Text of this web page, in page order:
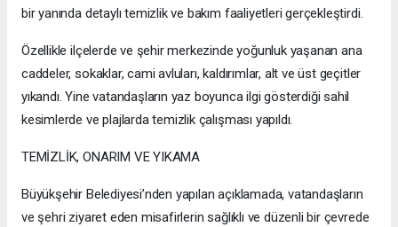
bir yanında detaylı temizlik ve bakım faaliyetleri gerçekleştirdi.
Özellikle ilçelerde ve şehir merkezinde yoğunluk yaşanan ana
caddeler, sokaklar, cami avluları, kaldırımlar, alt ve üst geçitler
yıkandı. Yine vatandaşların yaz boyunca ilgi gösterdiği sahil
kesimlerde ve plajlarda temizlik çalışması yapıldı.
TEMİZLİK, ONARIM VE YIKAMA
Büyükşehir Belediyesi’nden yapılan açıklamada, vatandaşların
ve şehri ziyaret eden misafirlerin sağlıklı ve düzenli bir çevrede